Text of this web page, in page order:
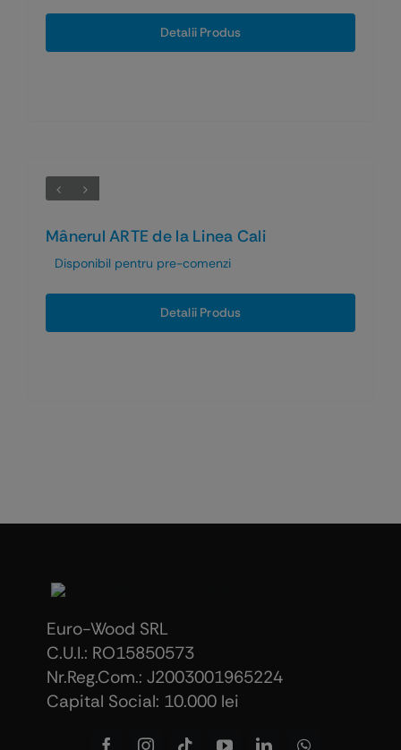
Detalii Produs
Mânerul ARTE de la Linea Cali
Disponibil pentru pre-comenzi
Detalii Produs
Euro-Wood SRL
C.U.I.: RO15850573
Nr.Reg.Com.: J2003001965224
Capital Social: 10.000 lei